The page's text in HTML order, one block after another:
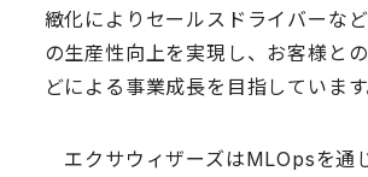
緻化によりセールスドライバーな
の生産性向上を実現し、お客様と
どによる事業成長を目指しています
エクサウィザーズはMLOpsを通